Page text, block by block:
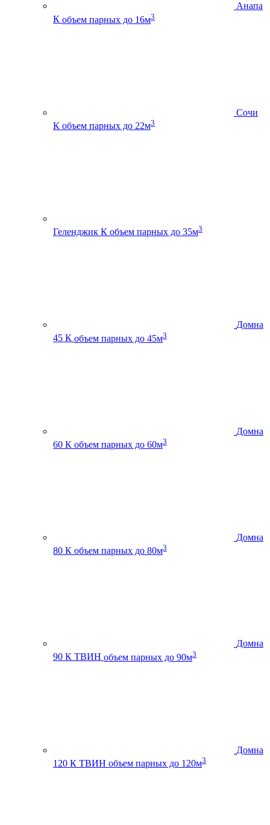
Анапа
К объем парных до 16м3
Сочи
К объем парных до 22м3
Геленджик К объем парных до 35м3
Домна
45 К объем парных до 45м3
Домна
60 К объем парных до 60м3
Домна
80 К объем парных до 80м3
Домна
90 К ТВИН объем парных до 90м3
Домна
120 К ТВИН объем парных до 120м3